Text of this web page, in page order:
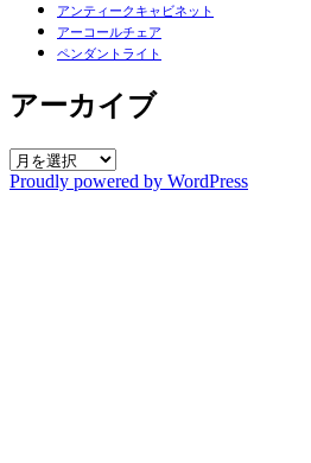
アンティークキャビネット
アーコールチェア
ペンダントライト
アーカイブ
ア
ー
Proudly powered by WordPress